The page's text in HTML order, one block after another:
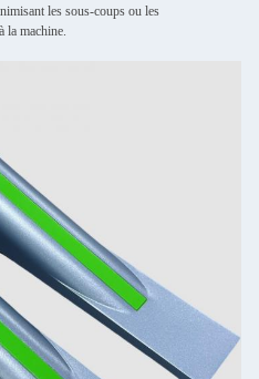
les sous-coups ou les
la machine.